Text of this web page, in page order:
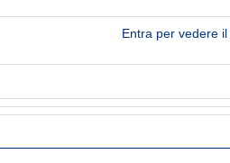
Entra per vedere il